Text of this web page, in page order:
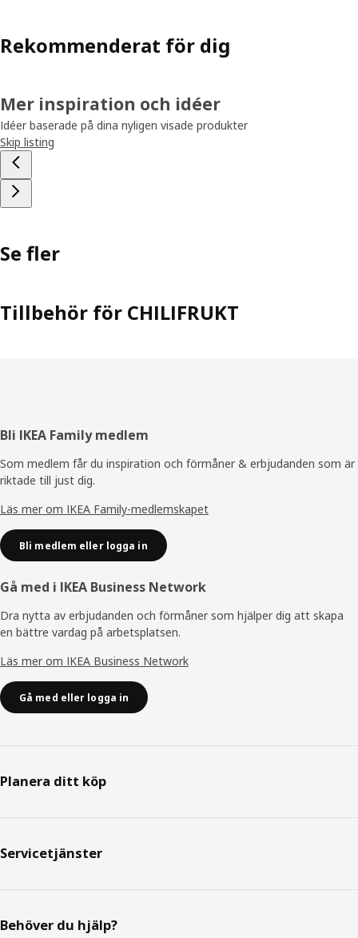
Rekommenderat för dig
Mer inspiration och idéer
Idéer baserade på dina nyligen visade produkter
Skip listing
Se fler
Tillbehör för CHILIFRUKT
Sidfot
Bli IKEA Family medlem
Som medlem får du inspiration och förmåner & erbjudanden som är
riktade till just dig.
Läs mer om IKEA Family-medlemskapet
Bli medlem eller logga in
Gå med i IKEA Business Network
Dra nytta av erbjudanden och förmåner som hjälper dig att skapa
en bättre vardag på arbetsplatsen.
Läs mer om IKEA Business Network
Gå med eller logga in
Planera ditt köp
Servicetjänster
Behöver du hjälp?